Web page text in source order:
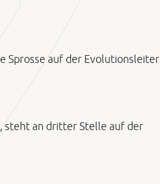
Sprosse auf der Evolutionsleiter
steht an dritter Stelle auf der